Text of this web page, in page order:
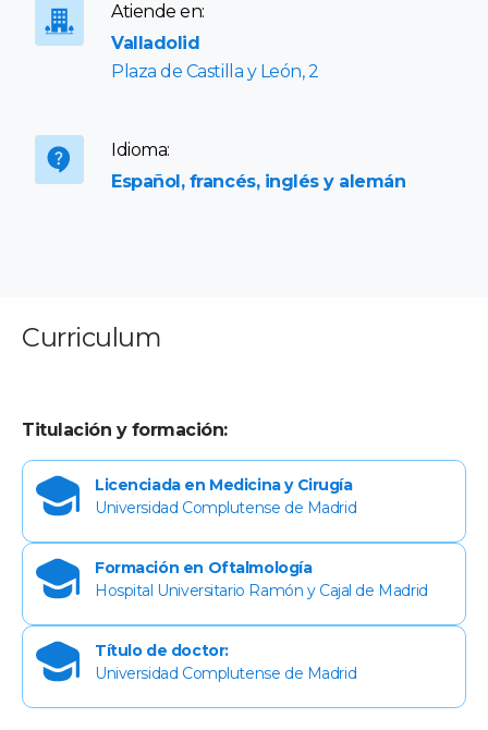
Atiende en:
Valladolid
Plaza de Castilla y León, 2
Idioma:
Español, francés, inglés y alemán
Curriculum
Titulación y formación:
Licenciada en Medicina y Cirugía
Universidad Complutense de Madrid
Formación en Oftalmología
Hospital Universitario Ramón y Cajal de Madrid
Título de doctor:
Universidad Complutense de Madrid